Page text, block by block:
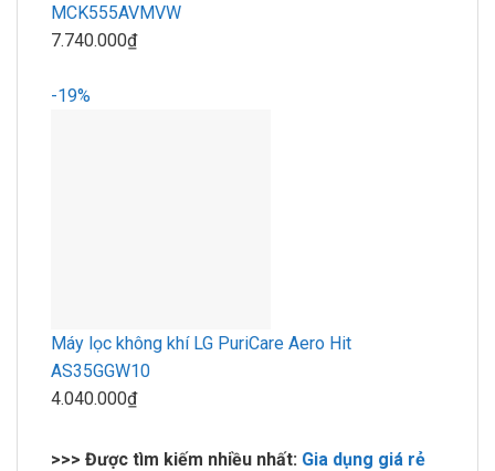
MCK555AVMVW
7.740.000₫
-19%
Máy lọc không khí LG PuriCare Aero Hit
AS35GGW10
4.040.000₫
>>> Được tìm kiếm nhiều nhất: Gia dụng giá rẻ